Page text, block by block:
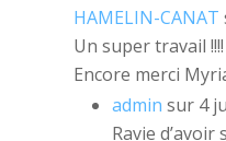
HAMELIN-CANAT
Un super travail !!!!
Encore merci
admin sur 4
Ravie